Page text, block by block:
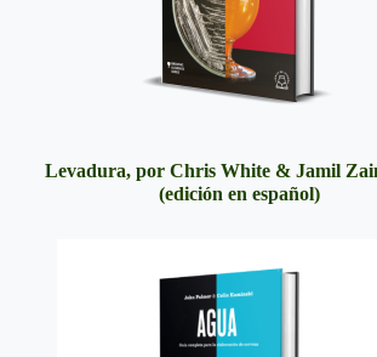
Levadura, por Chris White & Jamil
(edición en español)